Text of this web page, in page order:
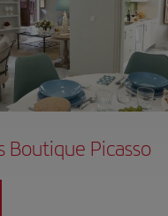
Boutique Picasso